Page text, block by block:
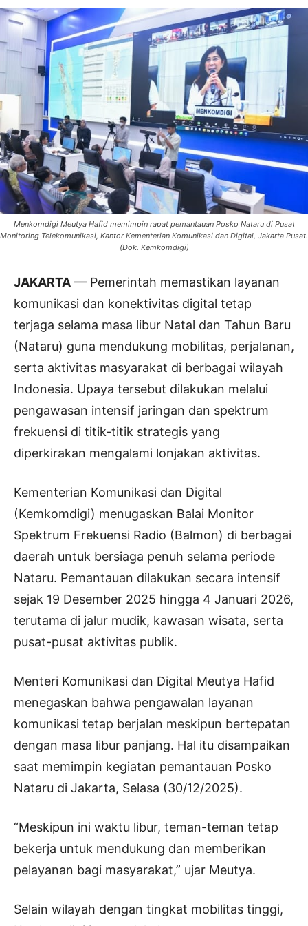
Menkomdigi Meutya Hafid memimpin rapat pemantauan Posko Nataru di Pusat
Monitoring Telekomunikasi, Kantor Kementerian Komunikasi dan Digital, Jakarta Pusat.
(Dok. Kemkomdigi)
JAKARTA — Pemerintah memastikan layanan
komunikasi dan konektivitas digital tetap
terjaga selama masa libur Natal dan Tahun Baru
(Nataru) guna mendukung mobilitas, perjalanan,
serta aktivitas masyarakat di berbagai wilayah
Indonesia. Upaya tersebut dilakukan melalui
pengawasan intensif jaringan dan spektrum
frekuensi di titik-titik strategis yang
diperkirakan mengalami lonjakan aktivitas.
Kementerian Komunikasi dan Digital
(Kemkomdigi) menugaskan Balai Monitor
Spektrum Frekuensi Radio (Balmon) di berbagai
daerah untuk bersiaga penuh selama periode
Nataru. Pemantauan dilakukan secara intensif
sejak 19 Desember 2025 hingga 4 Januari 2026,
terutama di jalur mudik, kawasan wisata, serta
pusat-pusat aktivitas publik.
Menteri Komunikasi dan Digital Meutya Hafid
menegaskan bahwa pengawalan layanan
komunikasi tetap berjalan meskipun bertepatan
dengan masa libur panjang. Hal itu disampaikan
saat memimpin kegiatan pemantauan Posko
Nataru di Jakarta, Selasa (30/12/2025).
“Meskipun ini waktu libur, teman-teman tetap
bekerja untuk mendukung dan memberikan
pelayanan bagi masyarakat,” ujar Meutya.
Selain wilayah dengan tingkat mobilitas tinggi,